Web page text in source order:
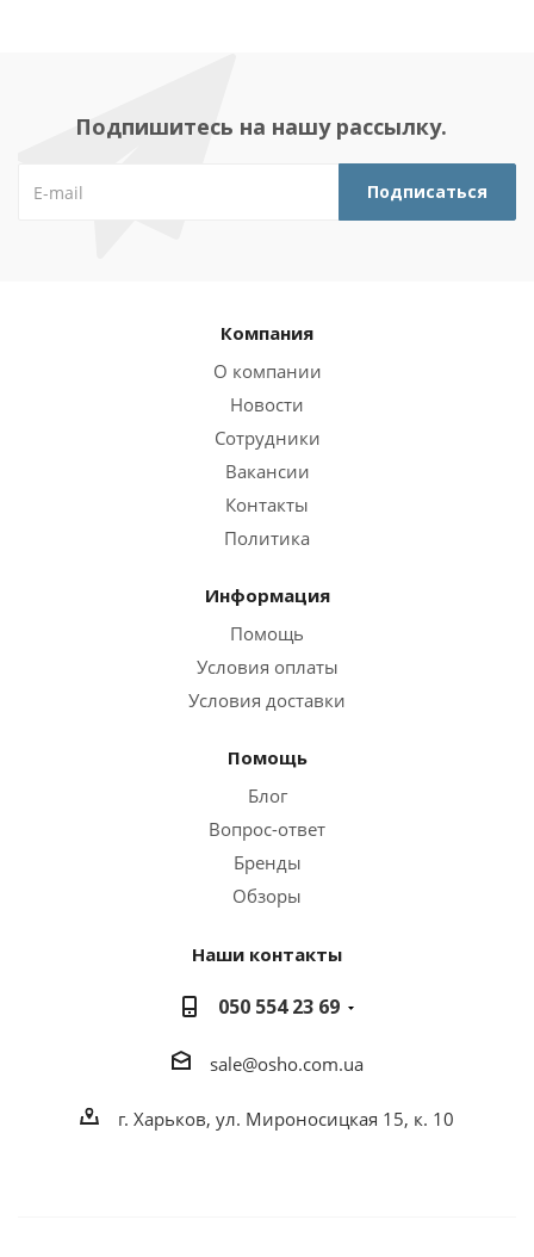
Подпишитесь на нашу рассылку.
Компания
О компании
Новости
Сотрудники
Вакансии
Контакты
Политика
Информация
Помощь
Условия оплаты
Условия доставки
Помощь
Блог
Вопрос-ответ
Бренды
Обзоры
Наши контакты
050 554 23 69
sale@osho.com.ua
г. Харьков, ул. Мироносицкая 15, к. 10